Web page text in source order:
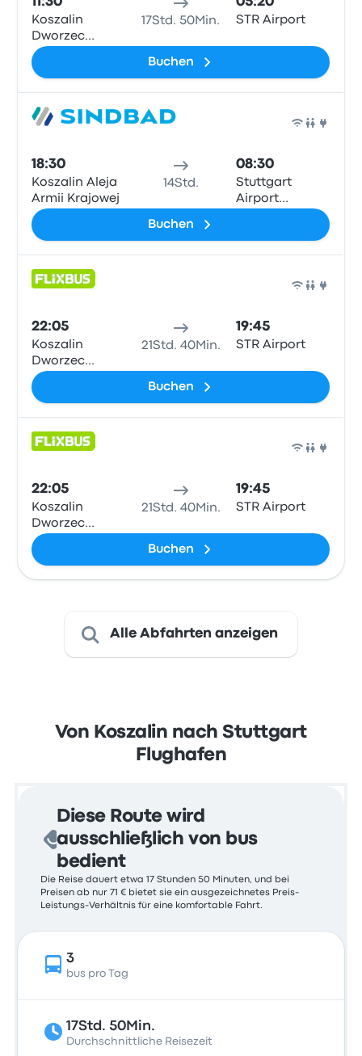
Koszalin
Dworzec
Autobusowy
17Std. 50Min. STR Airport
Buchen
18:30
Koszalin Aleja
Armii Krajowej
14Std.
08:30
Stuttgart
Airport
Buchen
22:05
Koszalin
Dworzec
Autobusowy
21Std. 40Min.
19:45
STR Airport
Buchen
22:05
Koszalin
Dworzec
Autobusowy
21Std. 40Min.
19:45
STR Airport
Buchen
Alle Abfahrten anzeigen
Von Koszalin nach Stuttgart
Flughafen
Diese Route wird
ausschließlich von bus
bedient
Die Reise dauert etwa 17 Stunden 50 Minuten, und bei
Preisen ab nur 71 € bietet sie ein ausgezeichnetes Preis-
Leistungs-Verhältnis für eine komfortable Fahrt.
3
bus pro Tag
17Std. 50Min.
Durchschnittliche Reisezeit